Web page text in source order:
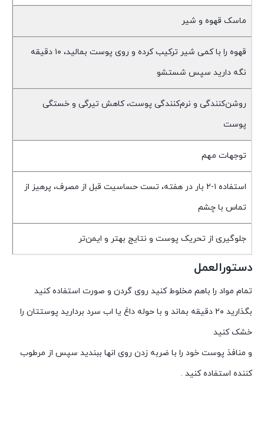
ماسک قهوه و شیر
قهوه را با کمی شیر ترکیب کرده و روی پوست بمالید، ۱۰ دقیقه
نگه دارید سپس شستشو
روشن‌کنندگی و نرم‌کنندگی پوست، کاهش تیرگی و خستگی
پوست
توجهات مهم
استفاده ۱-۲ بار در هفته، تست حساسیت قبل از مصرف، پرهیز از
تماس با چشم
جلوگیری از تحریک پوست و نتایج بهتر و ایمن‌تر
دستورالعمل
تمام مواد را باهم مخلوط کنید روی گردن و صورت استفاده کنید
بگذارید ۲۰ دقیقه بماند و با حوله داغ یا اب سرد بردارید پوستتان را
خشک کنید
و منافذ پوست خود را با ضربه زدن روی انها ببندید سپس از مرطوب
کننده استفاده کنید .